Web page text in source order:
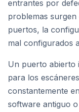
entrantes por
problemas
puertos, la
mal configurados
Un puerto abierto
para los
constantemente
software antiguo